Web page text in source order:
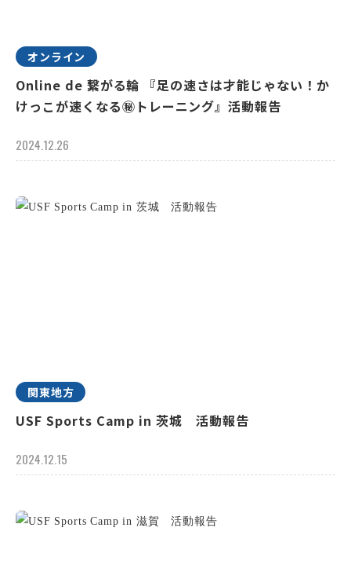
オンライン
Online de 繋がる輪 『足の速さは才能じゃない！か
けっこが速くなる㊙トレーニング』活動報告
2024.12.26
関東地方
USF Sports Camp in 茨城 活動報告
2024.12.15